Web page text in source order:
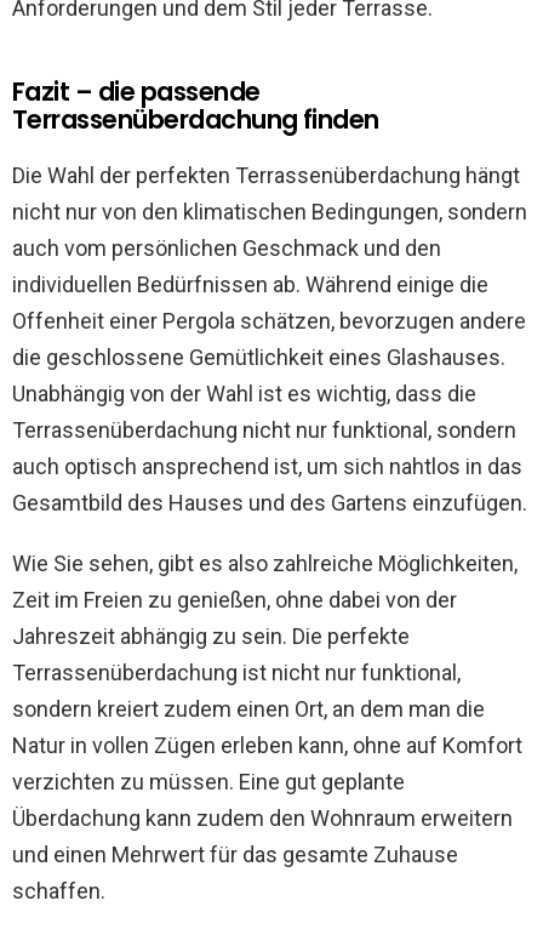
Anforderungen und dem Stil jeder Terrasse.
Fazit – die passende
Terrassenüberdachung finden
Die Wahl der perfekten Terrassenüberdachung hängt
nicht nur von den klimatischen Bedingungen, sondern
auch vom persönlichen Geschmack und den
individuellen Bedürfnissen ab. Während einige die
Offenheit einer Pergola schätzen, bevorzugen andere
die geschlossene Gemütlichkeit eines Glashauses.
Unabhängig von der Wahl ist es wichtig, dass die
Terrassenüberdachung nicht nur funktional, sondern
auch optisch ansprechend ist, um sich nahtlos in das
Gesamtbild des Hauses und des Gartens einzufügen.
Wie Sie sehen, gibt es also zahlreiche Möglichkeiten,
Zeit im Freien zu genießen, ohne dabei von der
Jahreszeit abhängig zu sein. Die perfekte
Terrassenüberdachung ist nicht nur funktional,
sondern kreiert zudem einen Ort, an dem man die
Natur in vollen Zügen erleben kann, ohne auf Komfort
verzichten zu müssen. Eine gut geplante
Überdachung kann zudem den Wohnraum erweitern
und einen Mehrwert für das gesamte Zuhause
schaffen.